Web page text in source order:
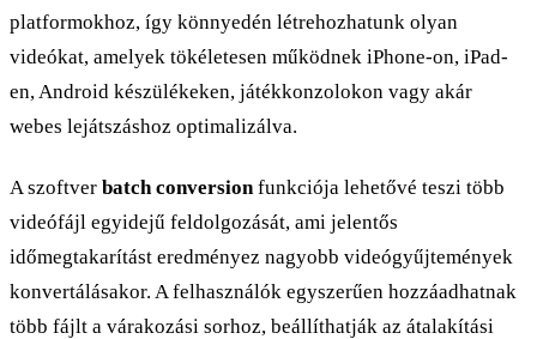
platformokhoz, így könnyedén létrehozhatunk olyan
videókat, amelyek tökéletesen működnek iPhone-on, iPad-
en, Android készülékeken, játékkonzolokon vagy akár
webes lejátszáshoz optimalizálva.
A szoftver batch conversion funkciója lehetővé teszi több
videófájl egyidejű feldolgozását, ami jelentős
időmegtakarítást eredményez nagyobb videógyűjtemények
konvertálásakor. A felhasználók egyszerűen hozzáadhatnak
több fájlt a várakozási sorhoz, beállíthatják az átalakítási